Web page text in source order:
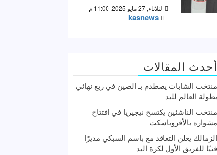
الثلاثاء, 27 مايو 2025, 11:00 م
kasnews
أحدث المقالات
منتخب الشابات يصطدم بـ الصين في ربع نهائي
بطولة العالم لليد
منتخب الناشئين يكتسح نيجيريا في افتتاح
مشواره بالأفروباسكت
الزمالك يعلن التعاقد مع باسم السبكي مديرًا
فنيًا للفريق الأول لكرة اليد